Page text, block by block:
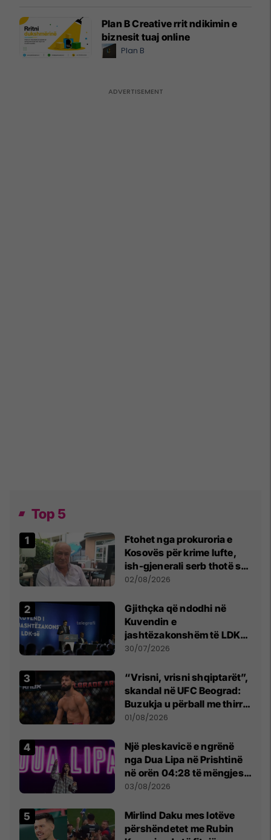
Plan B Creative rrit ndikimin e
biznesit tuaj online
Plan B
Top 5
Ftohet nga prokuroria e
Kosovës për krime lufte,
ish-gjenerali serb thotë se
dikush e tradhtoi në
02/08/2026
Gjithçka që ndodhi në
Kuvendin e
jashtëzakonshëm të LDK-
së
30/07/2026
“Vrisni, vrisni shqiptarët”,
skandal në UFC Beograd:
Buzukja u përball me thirrje
anti-shqiptare nga
01/08/2026
Një pleskavicë e ngrënë
nga Dua Lipa në Prishtinë
në orën 04:28 të mëngjesit
- dhe bota digjitale serbe
03/08/2026
Mirlind Daku mes lotëve
përshëndetet me Rubin